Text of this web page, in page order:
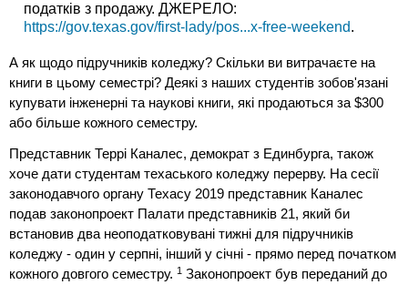
податків з продажу. ДЖЕРЕЛО:
https://gov.texas.gov/first-lady/pos...x-free-weekend.
А як щодо підручників коледжу? Скільки ви витрачаєте на
книги в цьому семестрі? Деякі з наших студентів зобов'язані
купувати інженерні та наукові книги, які продаються за $300
або більше кожного семестру.
Представник Террі Каналес, демократ з Единбурга, також
хоче дати студентам техаського коледжу перерву. На сесії
законодавчого органу Техасу 2019 представник Каналес
подав законопроект Палати представників 21, який би
встановив два неоподатковувані тижні для підручників
коледжу - один у серпні, інший у січні - прямо перед початком
кожного довгого семестру.1 Законопроект був переданий до